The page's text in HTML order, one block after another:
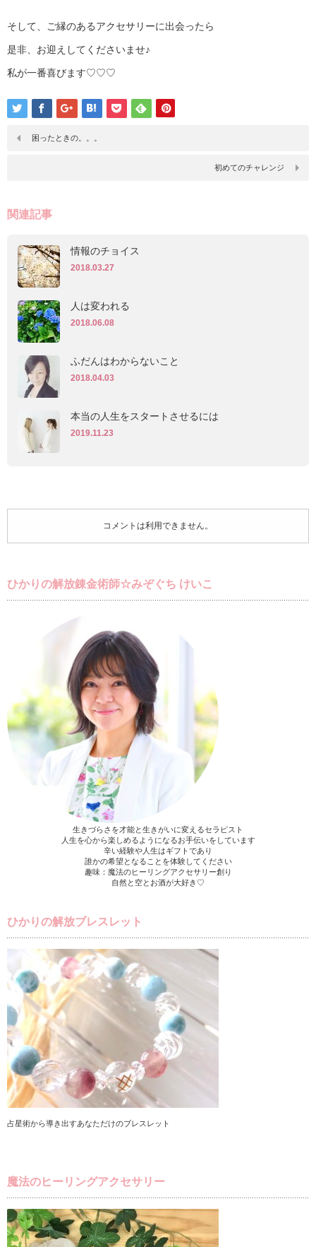
そして、ご縁のあるアクセサリーに出会ったら
是非、お迎えしてくださいませ♪
私が一番喜びます♡♡♡
困ったときの。。。
初めてのチャレンジ
関連記事
情報のチョイス
2018.03.27
人は変われる
2018.06.08
ふだんはわからないこと
2018.04.03
本当の人生をスタートさせるには
2019.11.23
コメントは利用できません。
ひかりの解放錬金術師☆みぞぐち けいこ
生きづらさを才能と生きがいに変えるセラピスト
人生を心から楽しめるようになるお手伝いをしています
辛い経験や人生はギフトであり
誰かの希望となることを体験してください
趣味：魔法のヒーリングアクセサリー創り
自然と空とお酒が大好き♡
ひかりの解放ブレスレット
占星術から導き出すあなただけのブレスレット
魔法のヒーリングアクセサリー